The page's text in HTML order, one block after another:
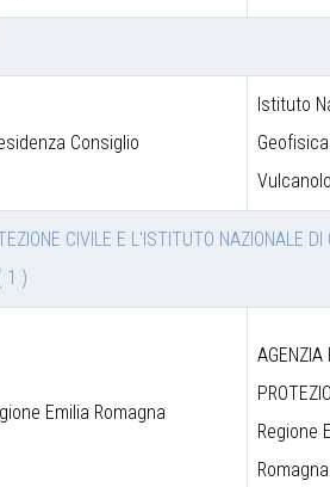
Consiglio
Istituto
CIVILE E L'ISTITUTO NAZIONALE DI
1 )
Emilia Romagna
AGENZIA
Regione
Romagna